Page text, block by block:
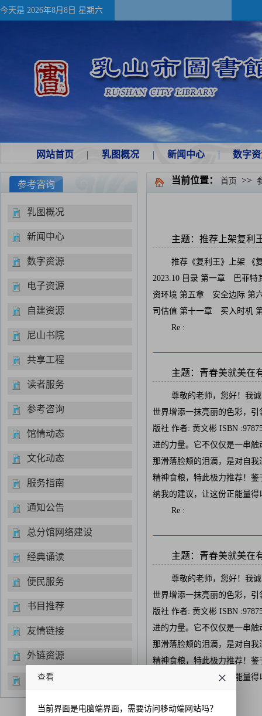
今天是 2026年8月8日 星期六
网站首页 | 乳图概况 | 新闻中心 | 数字
参考咨询
乳图概况
新闻中心
数字资源
电子资源
自建资源
尼山书院
共享工程
读者服务
参考咨询
馆情动态
文化动态
服务指南
通知公告
总分馆网络建设
经典诵读
便民服务
书目推荐
友情链接
外链资源
开放时间
当前位置： 首页 >>
主题：推荐上架复利
推荐《复利王》上架 《
2023.10 目录 第一章 巴菲
资环境 第五章 安全边际
司估值 第十一章 买入时机
Re :
主题：青春美就美在
尊敬的老师，您好！我
世界增添一抹亮丽的色彩，
版社 作者: 黄文彬 ISBN
进的力量。它不仅仅是一串
那滑落脸颊的泪滴，是对自
精神食粮，特此极力推荐！
纳我的建议，让这份正能量得
Re :
主题：青春美就美在
尊敬的老师，您好！我
世界增添一抹亮丽的色彩，
版社 作者: 黄文彬 ISBN
进的力量。它不仅仅是一串
那滑落脸颊的泪滴，是对自
精神食粮，特此极力推荐！
纳我的建议，让这份正能量
查看
当前界面是电脑端界面，需要访问移动端网站吗？